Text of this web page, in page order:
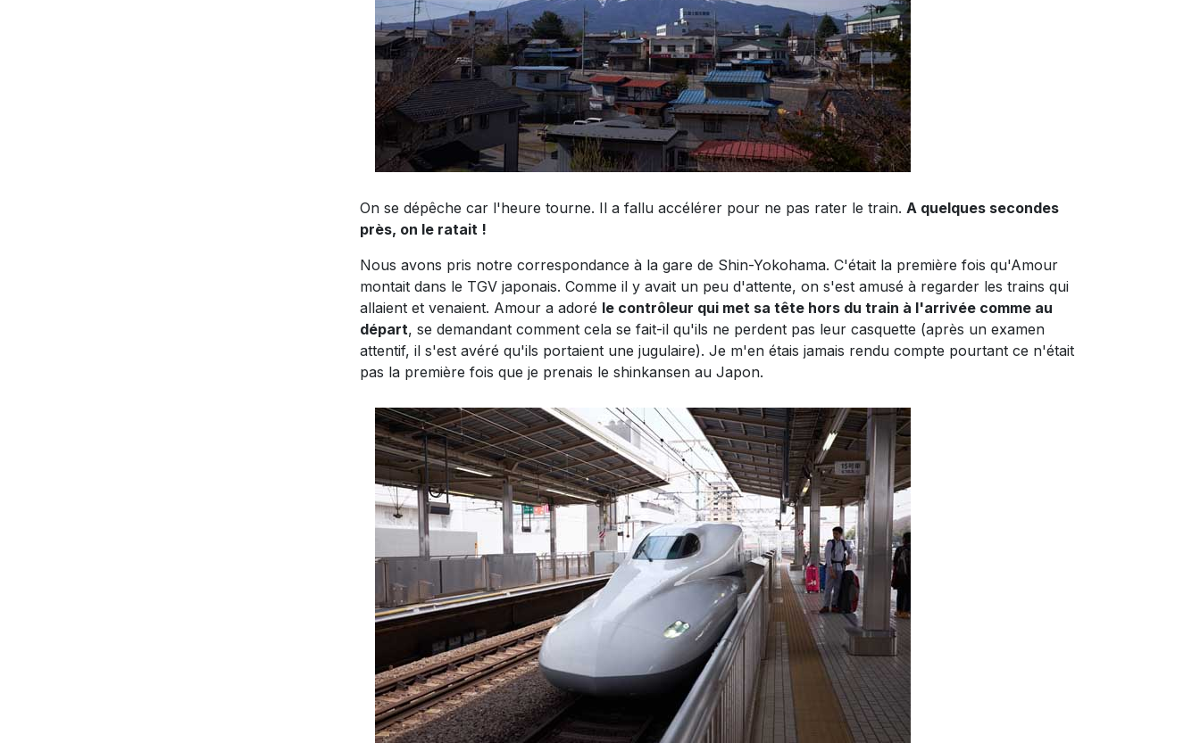
On se dépêche car l'heure tourne. Il a fallu accélérer pour ne pas rater le train. A quelques secondes
près, on le ratait !
Nous avons pris notre correspondance à la gare de Shin-Yokohama. C'était la première fois qu'Amour
montait dans le TGV japonais. Comme il y avait un peu d'attente, on s'est amusé à regarder les trains qui
allaient et venaient. Amour a adoré le contrôleur qui met sa tête hors du train à l'arrivée comme au
départ, se demandant comment cela se fait-il qu'ils ne perdent pas leur casquette (après un examen
attentif, il s'est avéré qu'ils portaient une jugulaire). Je m'en étais jamais rendu compte pourtant ce n'était
pas la première fois que je prenais le shinkansen au Japon.